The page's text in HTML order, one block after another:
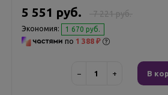
7 221 руб.
5 551 руб.
Экономия: 1 670 руб.
по 1 388 ₽
− + В